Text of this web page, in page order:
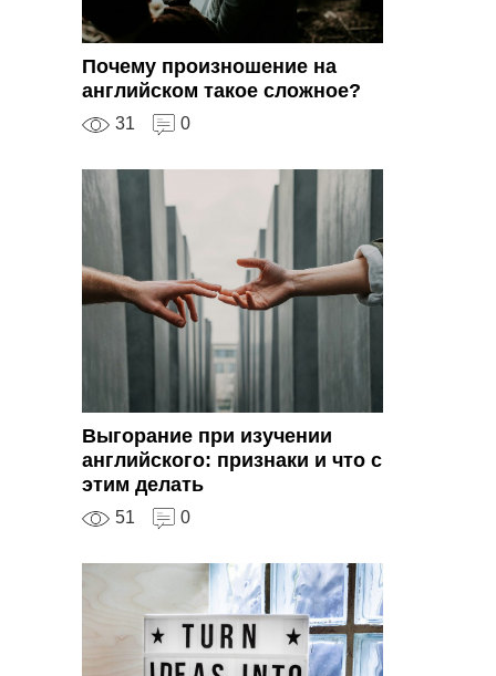
Почему произношение на
английском такое сложное?
31 0
Выгорание при изучении
английского: признаки и что с
этим делать
51 0